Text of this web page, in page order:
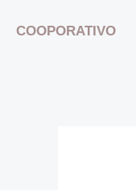
COOPORATIVO